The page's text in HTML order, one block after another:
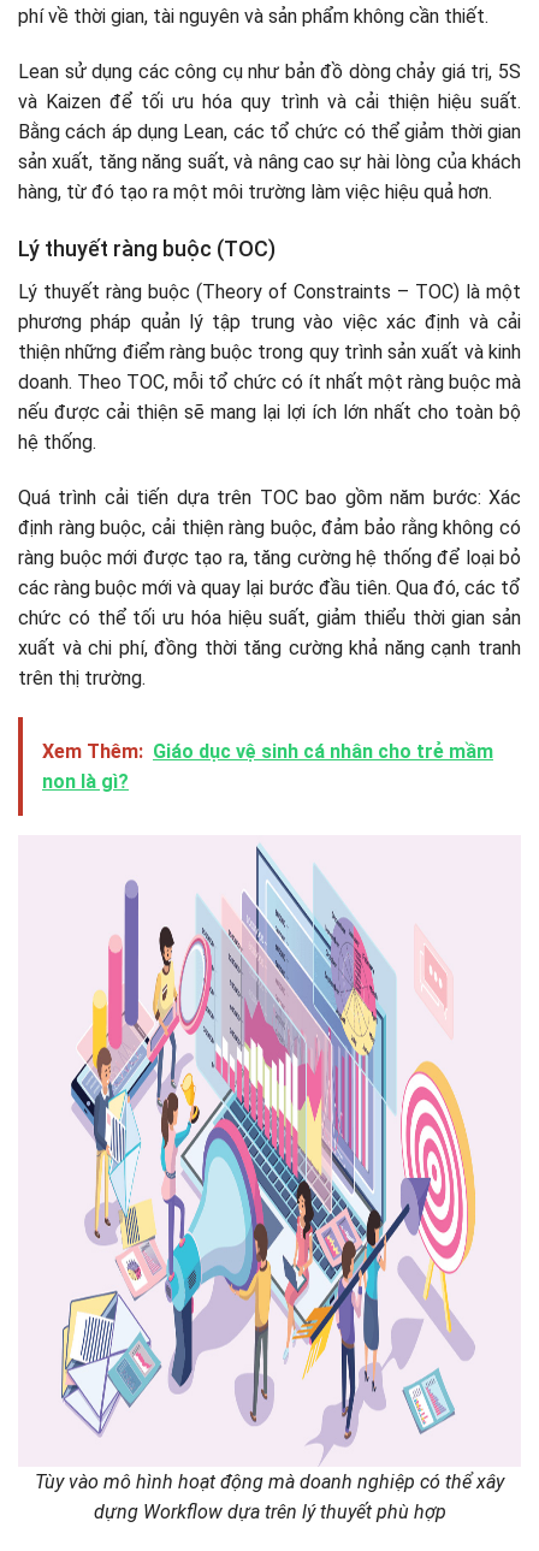
phí về thời gian, tài nguyên và sản phẩm không cần thiết.
Lean sử dụng các công cụ như bản đồ dòng chảy giá trị, 5S
và Kaizen để tối ưu hóa quy trình và cải thiện hiệu suất.
Bằng cách áp dụng Lean, các tổ chức có thể giảm thời gian
sản xuất, tăng năng suất, và nâng cao sự hài lòng của khách
hàng, từ đó tạo ra một môi trường làm việc hiệu quả hơn.
Lý thuyết ràng buộc (TOC)
Lý thuyết ràng buộc (Theory of Constraints – TOC) là một
phương pháp quản lý tập trung vào việc xác định và cải
thiện những điểm ràng buộc trong quy trình sản xuất và kinh
doanh. Theo TOC, mỗi tổ chức có ít nhất một ràng buộc mà
nếu được cải thiện sẽ mang lại lợi ích lớn nhất cho toàn bộ
hệ thống.
Quá trình cải tiến dựa trên TOC bao gồm năm bước: Xác
định ràng buộc, cải thiện ràng buộc, đảm bảo rằng không có
ràng buộc mới được tạo ra, tăng cường hệ thống để loại bỏ
các ràng buộc mới và quay lại bước đầu tiên. Qua đó, các tổ
chức có thể tối ưu hóa hiệu suất, giảm thiểu thời gian sản
xuất và chi phí, đồng thời tăng cường khả năng cạnh tranh
trên thị trường.
Xem Thêm: Giáo dục vệ sinh cá nhân cho trẻ mầm
non là gì?
Tùy vào mô hình hoạt động mà doanh nghiệp có thể xây
dựng Workflow dựa trên lý thuyết phù hợp